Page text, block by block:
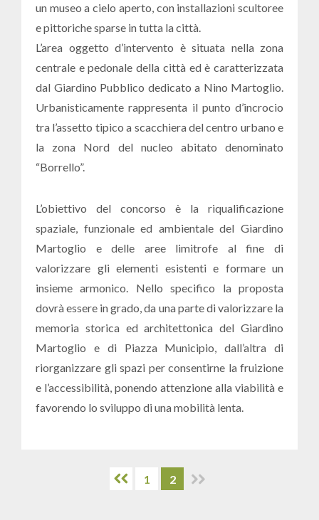
un museo a cielo aperto, con installazioni scultoree
e pittoriche sparse in tutta la città.
L’area oggetto d’intervento è situata nella zona
centrale e pedonale della città ed è caratterizzata
dal Giardino Pubblico dedicato a Nino Martoglio.
Urbanisticamente rappresenta il punto d’incrocio
tra l’assetto tipico a scacchiera del centro urbano e
la zona Nord del nucleo abitato denominato
“Borrello”.
L’obiettivo del concorso è la riqualificazione
spaziale, funzionale ed ambientale del Giardino
Martoglio e delle aree limitrofe al fine di
valorizzare gli elementi esistenti e formare un
insieme armonico. Nello specifico la proposta
dovrà essere in grado, da una parte di valorizzare la
memoria storica ed architettonica del Giardino
Martoglio e di Piazza Municipio, dall’altra di
riorganizzare gli spazi per consentirne la fruizione
e l’accessibilità, ponendo attenzione alla viabilità e
favorendo lo sviluppo di una mobilità lenta.
1 2